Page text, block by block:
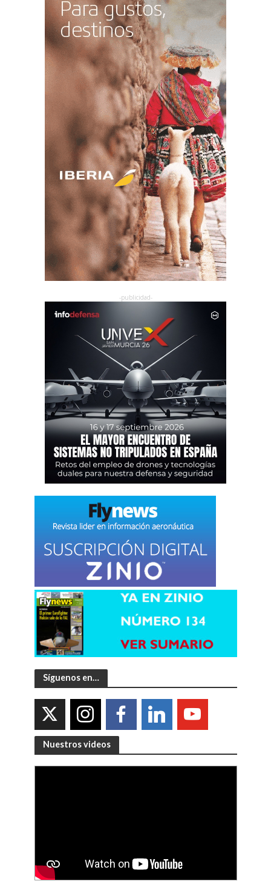
Síguenos en…
Nuestros videos